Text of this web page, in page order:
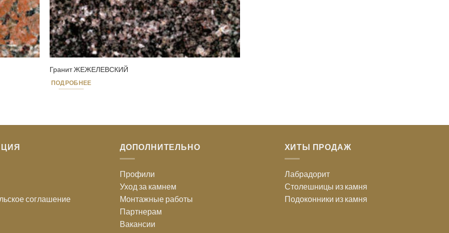
Гранит ЖЕЖЕЛЕВСКИЙ
ПОДРОБНЕЕ
соглашение
ДОПОЛНИТЕЛЬНО
Профили
Уход за камнем
Монтажные работы
Партнерам
Вакансии
ХИТЫ ПРОДАЖ
Лабрадорит
Столешницы из камня
Подоконники из камня